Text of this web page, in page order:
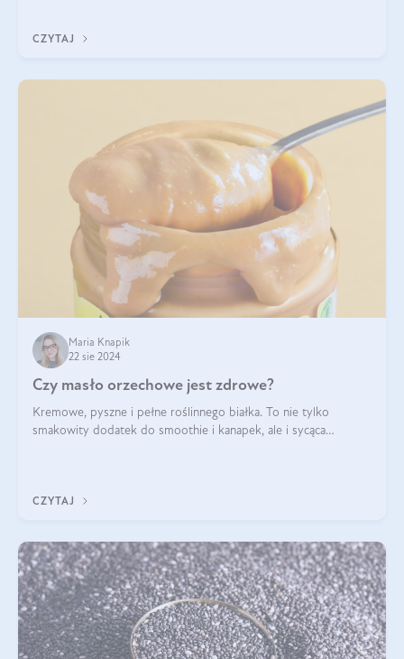
CZYTAJ
Maria Knapik
22 sie 2024
Czy masło orzechowe jest zdrowe?
Kremowe, pyszne i pełne roślinnego białka. To nie tylko
smakowity dodatek do smoothie i kanapek, ale i sycąca
CZYTAJ